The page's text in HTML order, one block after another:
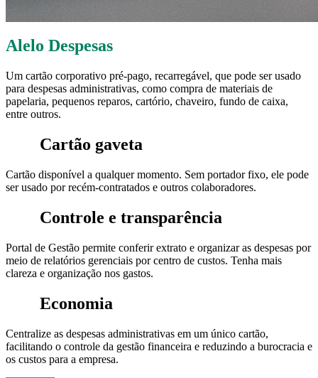
Alelo Despesas
Um cartão corporativo pré-pago, recarregável, que pode ser usado
para despesas administrativas, como compra de materiais de
papelaria, pequenos reparos, cartório, chaveiro, fundo de caixa,
entre outros.
Cartão gaveta
Cartão disponível a qualquer momento. Sem portador fixo, ele pode
ser usado por recém-contratados e outros colaboradores.
Controle e transparência
Portal de Gestão permite conferir extrato e organizar as despesas por
meio de relatórios gerenciais por centro de custos. Tenha mais
clareza e organização nos gastos.
Economia
Centralize as despesas administrativas em um único cartão,
facilitando o controle da gestão financeira e reduzindo a burocracia e
os custos para a empresa.